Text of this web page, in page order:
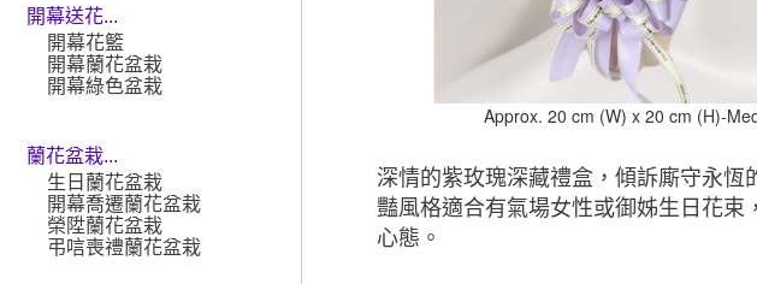
開幕送花...
開幕花籃
開幕蘭花盆栽
開幕綠色盆栽
蘭花盆栽...
生日蘭花盆栽
開幕喬遷蘭花盆栽
榮陞蘭花盆栽
弔唁喪禮蘭花盆栽
Approx. 20 cm (W) x 20 cm (H)-
深情的紫玫瑰深藏禮盒，傾訴廝守永恆
豔風格適合有氣場女性或御姊生日花束
心態。